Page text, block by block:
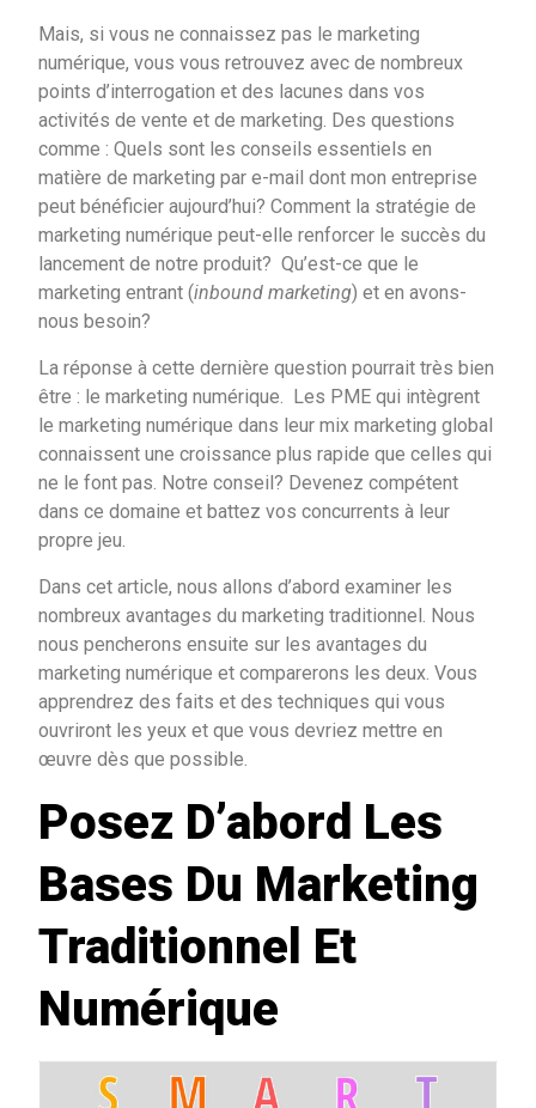
Mais, si vous ne connaissez pas le marketing
numérique, vous vous retrouvez avec de nombreux
points d’interrogation et des lacunes dans vos
activités de vente et de marketing. Des questions
comme : Quels sont les conseils essentiels en
matière de marketing par e-mail dont mon entreprise
peut bénéficier aujourd’hui? Comment la stratégie de
marketing numérique peut-elle renforcer le succès du
lancement de notre produit? Qu’est-ce que le
marketing entrant (inbound marketing) et en avons-
nous besoin?
La réponse à cette dernière question pourrait très bien
être : le marketing numérique. Les PME qui intègrent
le marketing numérique dans leur mix marketing global
connaissent une croissance plus rapide que celles qui
ne le font pas. Notre conseil? Devenez compétent
dans ce domaine et battez vos concurrents à leur
propre jeu.
Dans cet article, nous allons d’abord examiner les
nombreux avantages du marketing traditionnel. Nous
nous pencherons ensuite sur les avantages du
marketing numérique et comparerons les deux. Vous
apprendrez des faits et des techniques qui vous
ouvriront les yeux et que vous devriez mettre en
œuvre dès que possible.
Posez D’abord Les
Bases Du Marketing
Traditionnel Et
Numérique